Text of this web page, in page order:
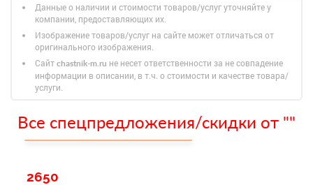
Данные о наличии и стоимости товаров/услуг уточняйте у
компании, предоставляющих их.
Изображение товаров/услуг на сайте может отличаться от
оригинального изображения.
Сайт chastnik-m.ru не несет ответственности за не совпадение
информации в описании, в т.ч. о стоимости и качестве товара/
услуги.
Все спецпредложения/скидки от ""
2650